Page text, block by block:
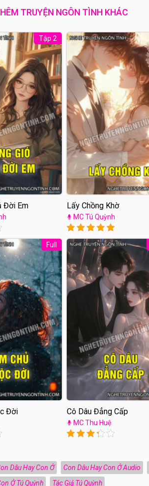
TRUYỆN NGÔN TÌNH KHÁC
Đời Em
Tập 2
Lấy Chồng Khờ
MC Tú Quỳnh
Đời
Full
Cô Dâu Đẳng Cấp
MC Thu Huệ
Dâu Hay Con Ở Con Dâu Hay Con Ở Audio
Ở Tú Quỳnh
Tác Giả Tú Quỳnh